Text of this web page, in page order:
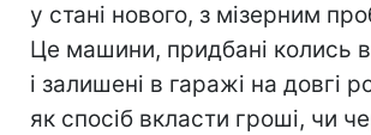
у стані нового, з мізерним
Це машини, придбані колись в
і залишені в гаражі на довгі
як спосіб вкласти гроші, чи